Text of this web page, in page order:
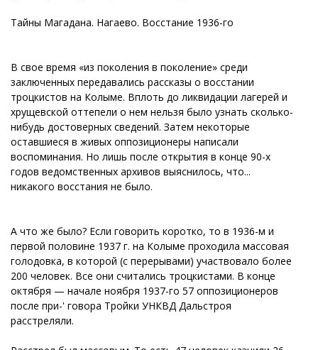
Тайны Магадана. Нагаево. Восстание 1936-го
В свое время «из поколения в поколение» среди
заключенных передавались рассказы о восстании
троцкистов на Колыме. Вплоть до ликвидации лагерей и
хрущевской оттепели о нем нельзя было узнать сколько-
нибудь достоверных сведений. Затем некоторые
оставшиеся в живых оппозиционеры написали
воспоминания. Но лишь после открытия в конце 90-х
годов ведомственных архивов выяснилось, что...
никакого восстания не было.
А что же было? Если говорить коротко, то в 1936-м и
первой половине 1937 г. на Колыме проходила массовая
голодовка, в которой (с перерывами) участвовало более
200 человек. Все они считались троцкистами. В конце
октября — начале ноября 1937-го 57 оппозиционеров
после при-' говора Тройки УНКВД Дальстроя
расстреляли.